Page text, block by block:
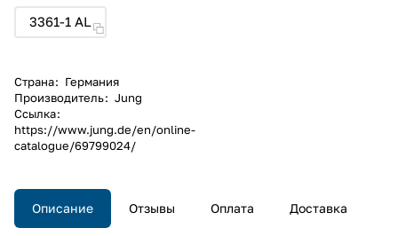
3361-1 AL
Страна: Германия
Производитель: Jung
Ссылка:
https://www.jung.de/en/online-
catalogue/69799024/
Описание Отзывы Оплата Доставка